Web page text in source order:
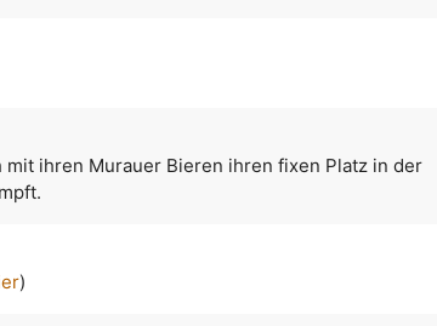
ihren Murauer Bieren ihren fixen Platz in der
)